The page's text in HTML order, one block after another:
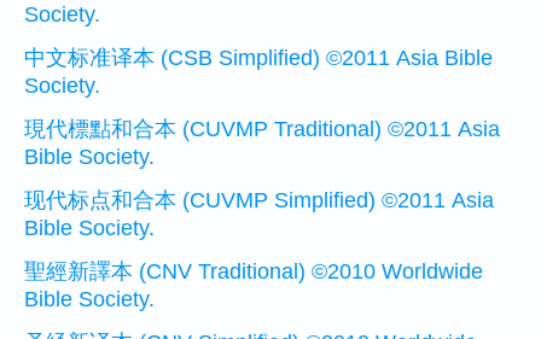
Society.
中文标准译本 (CSB Simplified) ©2011 Asia Bible
Society.
現代標點和合本 (CUVMP Traditional) ©2011 Asia
Bible Society.
现代标点和合本 (CUVMP Simplified) ©2011 Asia
Bible Society.
聖經新譯本 (CNV Traditional) ©2010 Worldwide
Bible Society.